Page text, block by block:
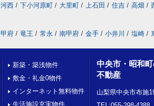
河西 / 下小河原町 / 大里町 / 上石田 / 住吉 / 高畑 /
甲府 / 竜王 / 常永 / 南甲府 / 金手 / 小井川 / 塩崎 /
新築・築浅物件
敷金・礼金0物件
インターネット無料物件
生活施設充実物件
中央市・昭和
不動産
山梨県中央市布施